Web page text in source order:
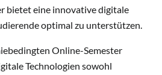
bietet eine innovative digitale
optimal zu unterstützen.
Online-Semester
Technologien sowohl